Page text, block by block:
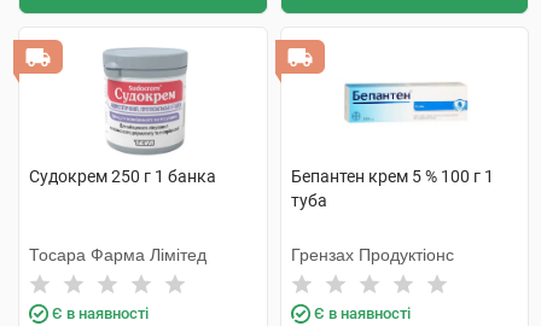
Судокрем 250 г 1 банка
Тосара Фарма Лімітед
Є в наявності
Бепантен крем 5 % 100 г 1
туба
Грензах Продуктіонс
Є в наявності